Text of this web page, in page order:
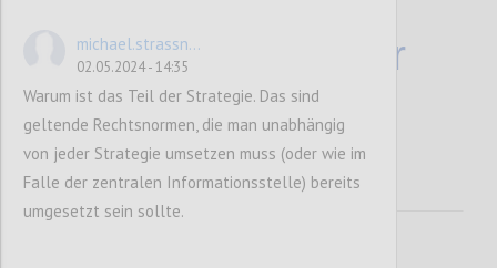
Dateninfrastruktur
en entwickeln
michael.strassn...
02.05.2024 - 14:35
Warum ist das Teil der Strategie. Das sind
geltende Rechtsnormen, die man unabhängig
von jeder Strategie umsetzen muss (oder wie im
Falle der zentralen Informationsstelle) bereits
umgesetzt sein sollte.